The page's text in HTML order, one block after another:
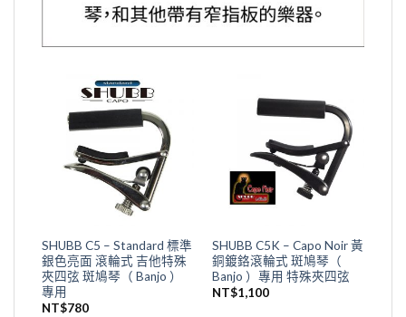
SHUBB C5 – Standard 標準
銀色亮面 滾輪式 吉他特殊
夾四弦 斑鳩琴（ Banjo ）
專用
NT$780
SHUBB C5K – Capo Noir 黃
銅鍍鉻滾輪式 斑鳩琴（
Banjo ）專用 特殊夾四弦
NT$1,100